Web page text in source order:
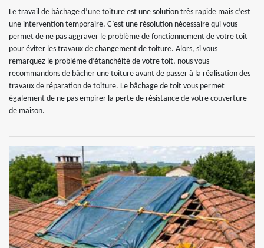
Le travail de bâchage d’une toiture est une solution très rapide mais c’est
une intervention temporaire. C’est une résolution nécessaire qui vous
permet de ne pas aggraver le problème de fonctionnement de votre toit
pour éviter les travaux de changement de toiture. Alors, si vous
remarquez le problème d’étanchéité de votre toit, nous vous
recommandons de bâcher une toiture avant de passer à la réalisation des
travaux de réparation de toiture. Le bâchage de toit vous permet
également de ne pas empirer la perte de résistance de votre couverture
de maison.